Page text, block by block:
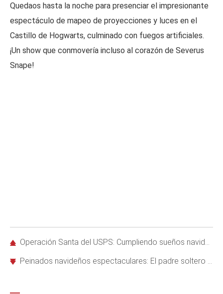
Quedaos hasta la noche para presenciar el impresionante
espectáculo de mapeo de proyecciones y luces en el
Castillo de Hogwarts, culminado con fuegos artificiales.
¡Un show que conmovería incluso al corazón de Severus
Snape!
Operación Santa del USPS: Cumpliendo sueños navideños para familias vulnerables
Peinados navideños espectaculares: El padre soltero de Colorado que enamora con sus creaciones para su hija